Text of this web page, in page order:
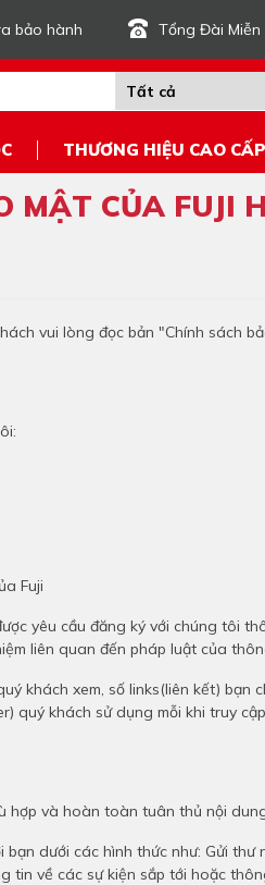
bảo hành Tổng Đài Miễn
THƯƠNG HIỆU CAO
MẬT CỦA FUJI
vui lòng đọc bản "Chính sách
Fuji
yêu cầu đăng ký với chúng tôi
liên quan đến pháp luật của
khách xem, số links(liên kết)
khách sử dụng mỗi khi truy
và hoàn toàn tuân thủ nội
dưới các hình thức như: Gửi
tin về các sự kiện sắp tới hoặc